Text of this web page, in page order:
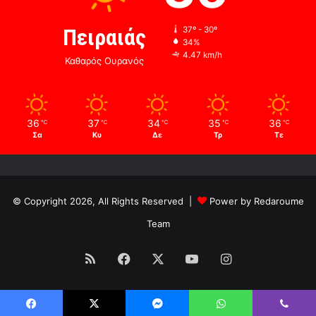
Πειραιάς
Καθαρός Ουρανός
37º - 30º
34%
4.47 km/h
36 ℃
Σα
37 ℃
Κυ
34 ℃
Δε
35 ℃
Τρ
36 ℃
Τε
© Copyright 2026, All Rights Reserved |
Power by Redaroume
Team
RSS Facebook YouTubeInstagram